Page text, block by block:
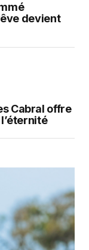
devient
Cabral offre